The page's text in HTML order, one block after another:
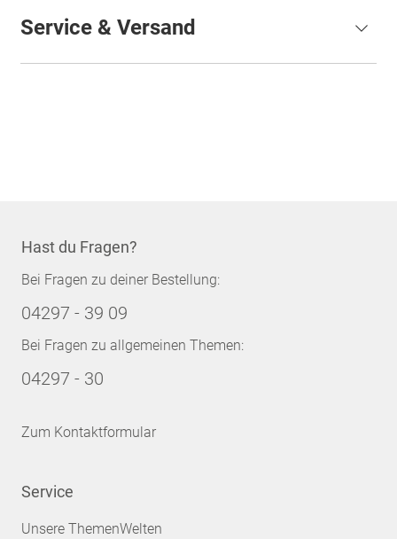
Service & Versand
Hast du Fragen?
Bei Fragen zu deiner Bestellung:
04297 - 39 09
Bei Fragen zu allgemeinen Themen:
04297 - 30
Zum Kontaktformular
Service
Unsere ThemenWelten